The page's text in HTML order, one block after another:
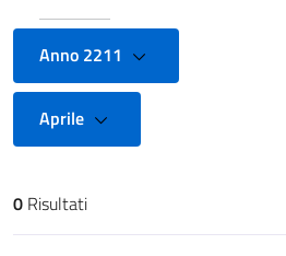
Anno 2211
Aprile
Risultati di ricerca
0 Risultati